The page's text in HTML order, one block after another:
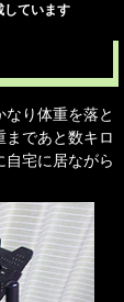
しています
り体重を落と
まであと数キロ
自宅に居ながら